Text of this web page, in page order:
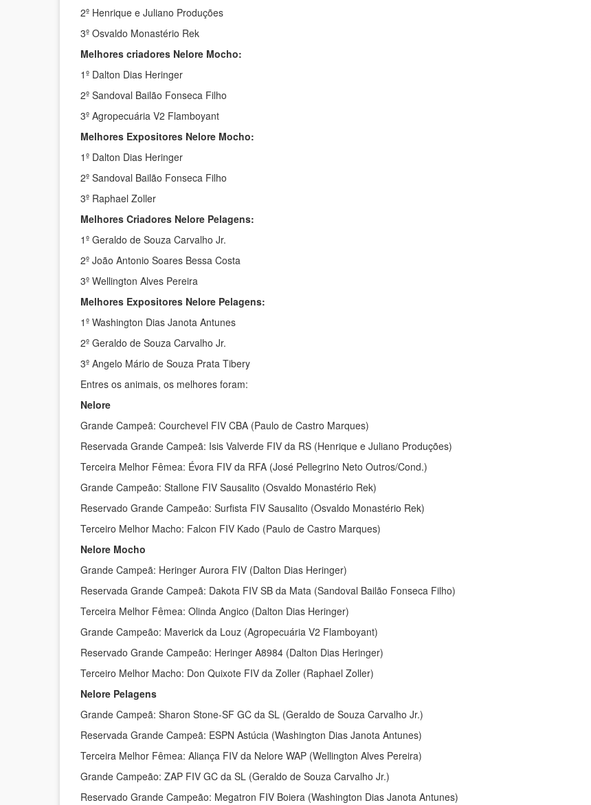
2º Henrique e Juliano Produções
3º Osvaldo Monastério Rek
Melhores criadores Nelore Mocho:
1º Dalton Dias Heringer
2º Sandoval Bailão Fonseca Filho
3º Agropecuária V2 Flamboyant
Melhores Expositores Nelore Mocho:
1º Dalton Dias Heringer
2º Sandoval Bailão Fonseca Filho
3º Raphael Zoller
Melhores Criadores Nelore Pelagens:
1º Geraldo de Souza Carvalho Jr.
2º João Antonio Soares Bessa Costa
3º Wellington Alves Pereira
Melhores Expositores Nelore Pelagens:
1º Washington Dias Janota Antunes
2º Geraldo de Souza Carvalho Jr.
3º Angelo Mário de Souza Prata Tibery
Entres os animais, os melhores foram:
Nelore
Grande Campeã: Courchevel FIV CBA (Paulo de Castro Marques)
Reservada Grande Campeã: Isis Valverde FIV da RS (Henrique e Juliano Produções)
Terceira Melhor Fêmea: Évora FIV da RFA (José Pellegrino Neto Outros/Cond.)
Grande Campeão: Stallone FIV Sausalito (Osvaldo Monastério Rek)
Reservado Grande Campeão: Surfista FIV Sausalito (Osvaldo Monastério Rek)
Terceiro Melhor Macho: Falcon FIV Kado (Paulo de Castro Marques)
Nelore Mocho
Grande Campeã: Heringer Aurora FIV (Dalton Dias Heringer)
Reservada Grande Campeã: Dakota FIV SB da Mata (Sandoval Bailão Fonseca Filho)
Terceira Melhor Fêmea: Olinda Angico (Dalton Dias Heringer)
Grande Campeão: Maverick da Louz (Agropecuária V2 Flamboyant)
Reservado Grande Campeão: Heringer A8984 (Dalton Dias Heringer)
Terceiro Melhor Macho: Don Quixote FIV da Zoller (Raphael Zoller)
Nelore Pelagens
Grande Campeã: Sharon Stone-SF GC da SL (Geraldo de Souza Carvalho Jr.)
Reservada Grande Campeã: ESPN Astúcia (Washington Dias Janota Antunes)
Terceira Melhor Fêmea: Aliança FIV da Nelore WAP (Wellington Alves Pereira)
Grande Campeão: ZAP FIV GC da SL (Geraldo de Souza Carvalho Jr.)
Reservado Grande Campeão: Megatron FIV Boiera (Washington Dias Janota Antunes)